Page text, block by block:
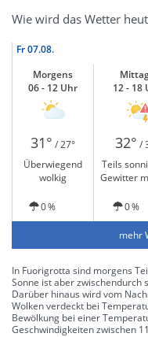
Wie wird das Wetter
Fr07.08.
Morgens
06 - 12 Uhr
12 - 18
31° / 27° 32° /
Überwiegend
wolkig
Teils
Gewitter
0 % 0 %
mehr
In Fuorigrotta sind morgens
Sonne ist aber zwischendurch
Darüber hinaus wird vom
Wolken verdeckt bei
Bewölkung bei einer
Geschwindigkeiten zwischen